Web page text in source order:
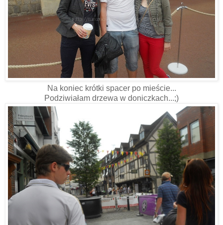
Na koniec krótki spacer po mieście...
Podziwiałam drzewa w doniczkach...;)